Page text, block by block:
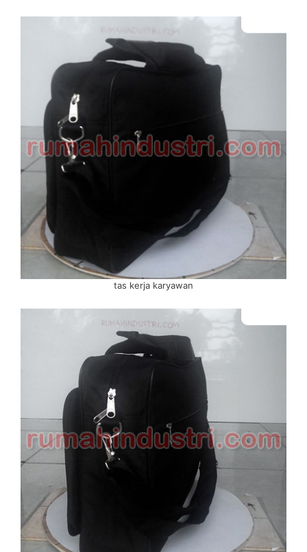
tas kerja karyawan